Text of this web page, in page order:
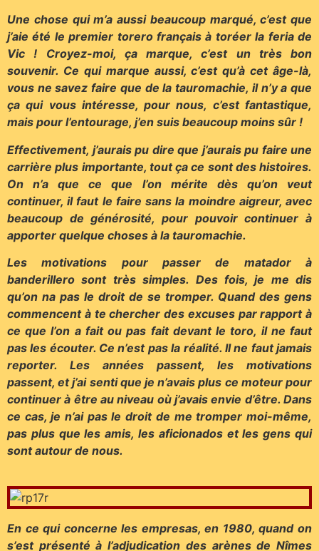
Une chose qui m’a aussi beaucoup marqué, c’est que
j’aie été le premier torero français à toréer la feria de
Vic ! Croyez-moi, ça marque, c’est un très bon
souvenir. Ce qui marque aussi, c’est qu’à cet âge-là,
vous ne savez faire que de la tauromachie, il n’y a que
ça qui vous intéresse, pour nous, c’est fantastique,
mais pour l’entourage, j’en suis beaucoup moins sûr !
Effectivement, j’aurais pu dire que j’aurais pu faire une
carrière plus importante, tout ça ce sont des histoires.
On n’a que ce que l’on mérite dès qu’on veut
continuer, il faut le faire sans la moindre aigreur, avec
beaucoup de générosité, pour pouvoir continuer à
apporter quelque choses à la tauromachie.
Les motivations pour passer de matador à
banderillero sont très simples. Des fois, je me dis
qu’on na pas le droit de se tromper. Quand des gens
commencent à te chercher des excuses par rapport à
ce que l’on a fait ou pas fait devant le toro, il ne faut
pas les écouter. Ce n’est pas la réalité. Il ne faut jamais
reporter. Les années passent, les motivations
passent, et j’ai senti que je n’avais plus ce moteur pour
continuer à être au niveau où j’avais envie d’être. Dans
ce cas, je n’ai pas le droit de me tromper moi-même,
pas plus que les amis, les aficionados et les gens qui
sont autour de nous.
En ce qui concerne les empresas, en 1980, quand on
s’est présenté à l’adjudication des arènes de Nîmes